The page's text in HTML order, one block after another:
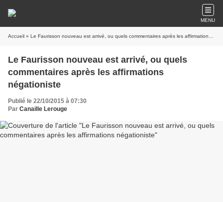
MENU
Accueil » Le Faurisson nouveau est arrivé, ou quels commentaires après les affirmations négationiste
Le Faurisson nouveau est arrivé, ou quels
commentaires après les affirmations
négationiste
Publié le 22/10/2015 à 07:30
Par Canaille Lerouge